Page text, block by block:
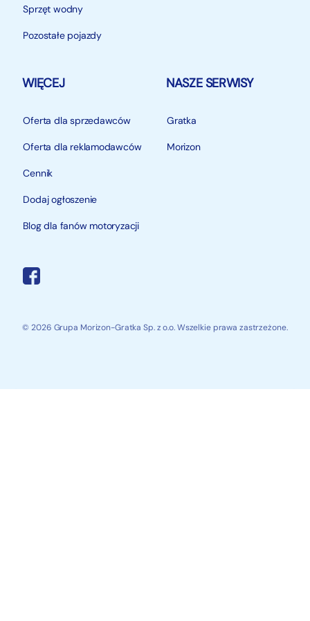
Sprzęt wodny
Pozostałe pojazdy
WIĘCEJ
Oferta dla sprzedawców
Oferta dla reklamodawców
Cennik
Dodaj ogłoszenie
Blog dla fanów motoryzacji
NASZE SERWISY
Gratka
Morizon
© 2026 Grupa Morizon-Gratka Sp. z o.o. Wszelkie prawa zastrzeżone.